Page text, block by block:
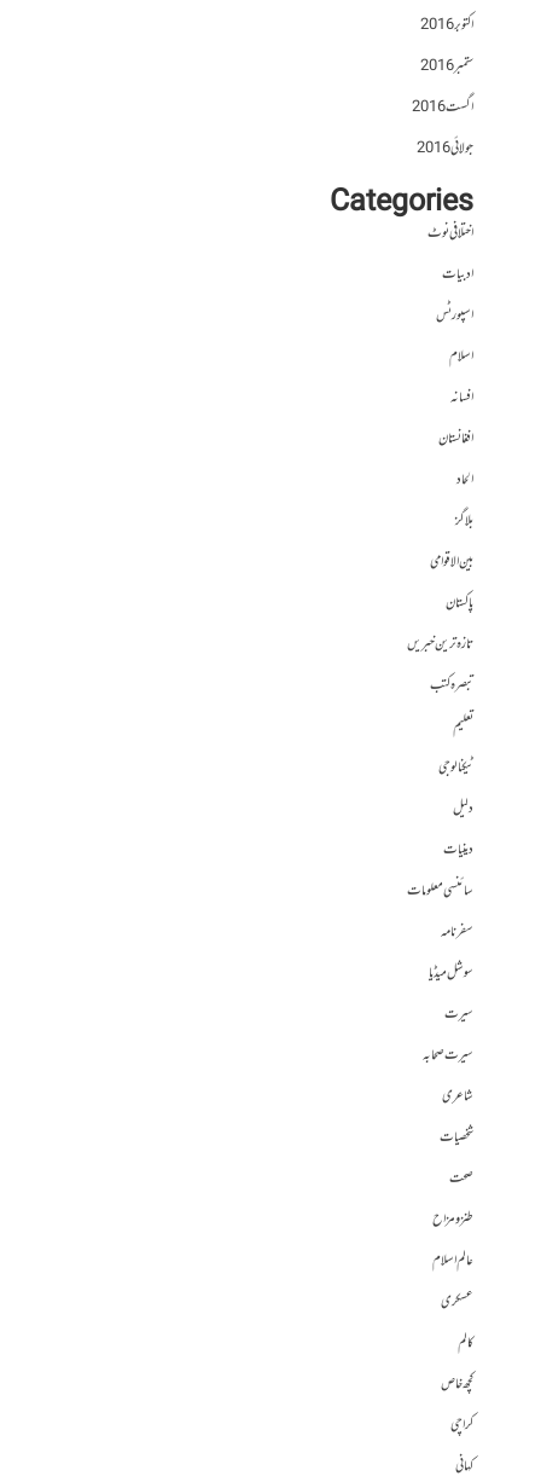
اکتوبر 2016
ستمبر 2016
اگست 2016
جولائی 2016
Categories
اختلافی نوٹ
ادبیات
اسپورٹس
اسلام
افسانہ
افغانستان
الحاد
بلاگز
بین الاقوامی
پاکستان
تازہ ترین خبریں
تبصرہ کتب
تعلیم
ٹیکنالوجی
دلیل
دینیات
سائنسی معلومات
سفرنامہ
سوشل میڈیا
سیرت
سیرت صحابہ
شاعری
شخصیات
صحت
طنز و مزاح
عالم اسلام
عسکری
کالم
کچھ خاص
کراچی
کہانی